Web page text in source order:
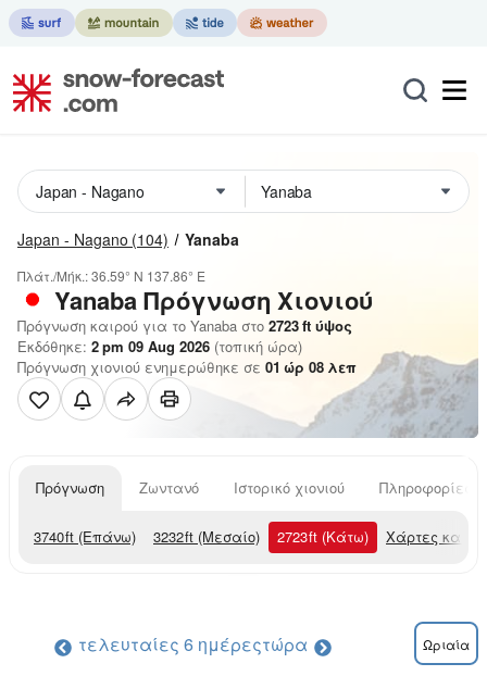
Japan - Nagano (104) Yanaba
Πλάτ./Μήκ.:36.59° N 137.86° E
YanabaΠρόγνωση Χιονιού
Πρόγνωση καιρού για το Yanaba στο 2723ft ύψος
Εκδόθηκε: 2 pm 09 Aug 2026 (τοπική ώρα)
Πρόγνωση χιονιού ενημερώθηκε σε 01 ώρ 08 λεπ
Πρόγνωση Ζωντανό Ιστορικό χιονιού Πληροφορίες
3740ft (Επάνω) 3232ft (Μεσαίο) 2723ft (Κάτω) Χάρτες
τελευταίες 6 ημέρεςτώρα Ωριαία